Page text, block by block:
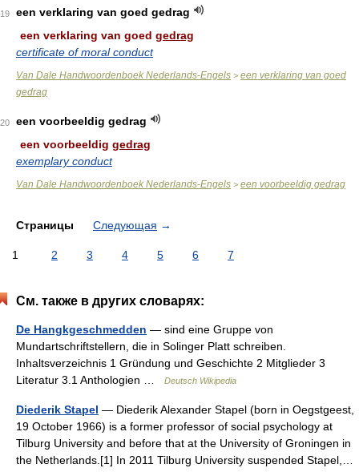
19
een verklaring van goed gedrag
een verklaring van goed gedrag
certificate of moral conduct
Van Dale Handwoordenboek Nederlands-Engels > een verklaring van goed
gedrag
20
een voorbeeldig gedrag
een voorbeeldig gedrag
exemplary conduct
Van Dale Handwoordenboek Nederlands-Engels > een voorbeeldig gedrag
Страницы Следующая →
1 2 3 4 5 6 7
См. также в других словарях:
De Hangkgeschmedden — sind eine Gruppe von
Mundartschriftstellern, die in Solinger Platt schreiben.
Inhaltsverzeichnis 1 Gründung und Geschichte 2 Mitglieder 3
Literatur 3.1 Anthologien …
Deutsch Wikipedia
Diederik Stapel — Diederik Alexander Stapel (born in Oegstgeest,
19 October 1966) is a former professor of social psychology at
Tilburg University and before that at the University of Groningen in
the Netherlands.[1] In 2011 Tilburg University suspended Stapel,…